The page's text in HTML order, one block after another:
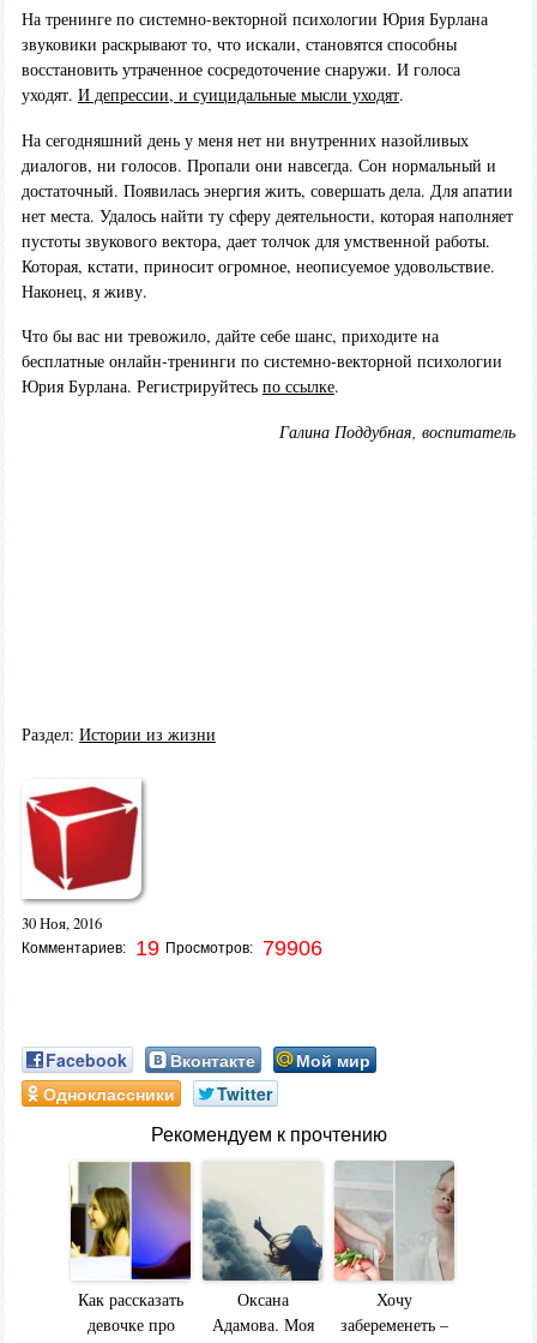
На тренинге по системно-векторной психологии Юрия Бурлана
звуковики раскрывают то, что искали, становятся способны
восстановить утраченное сосредоточение снаружи. И голоса
уходят. И депрессии, и суицидальные мысли уходят.
На сегодняшний день у меня нет ни внутренних назойливых
диалогов, ни голосов. Пропали они навсегда. Сон нормальный и
достаточный. Появилась энергия жить, совершать дела. Для апатии
нет места. Удалось найти ту сферу деятельности, которая наполняет
пустоты звукового вектора, дает толчок для умственной работы.
Которая, кстати, приносит огромное, неописуемое удовольствие.
Наконец, я живу.
Что бы вас ни тревожило, дайте себе шанс, приходите на
бесплатные онлайн-тренинги по системно-векторной психологии
Юрия Бурлана. Регистрируйтесь по ссылке.
Галина Поддубная, воспитатель
Раздел: Истории из жизни
30 Ноя, 2016
Комментариев: 19 Просмотров: 79906
Facebook Вконтакте
Мой мир
Одноклассники
Twitter
Рекомендуем к прочтению
Как рассказать
девочке про
Оксана
Адамова. Моя
Хочу
забеременеть –